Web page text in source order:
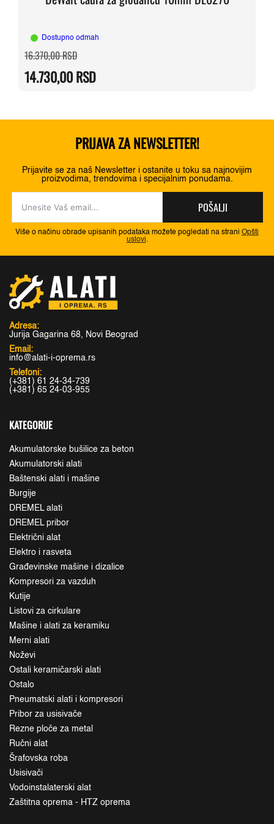
Dostupno odmah
16.370,00RSDOriginalna
cena
bila:
16.370,00 RSD.
14.730,00RSD
Trenutna
cena
14.730,00 RSD.
PRIJAVA ZA NEWSLETTER!
Prijavite se za naš Newsletter i ostanite u toku sa najnovijim
proizvodima, trendovima i specijalnim ponudama.
POŠALJI
Više o načinu obrade upisanih podataka možete pogledati na strani Opšti
uslovi.
Adresa:
Jurija Gagarina 68, Novi Beograd
Email:
info@alati-i-oprema.rs
Telefoni:
(+381) 61 24-34-739
(+381) 65 24-03-955
KATEGORIJE
Akumulatorske bušilice za beton
Akumulatorski alati
Baštenski alati i mašine
Burgije
DREMEL alati
DREMEL pribor
Električni alat
Elektro i rasveta
Građevinske mašine i dizalice
Kompresori za vazduh
Kutije
Listovi za cirkulare
Mašine i alati za keramiku
Merni alati
Noževi
Ostali keramičarski alati
Ostalo
Pneumatski alati i kompresori
Pribor za usisivače
Rezne ploče za metal
Ručni alat
Šrafovska roba
Usisivači
Vodoinstalaterski alat
Zaštitna oprema - HTZ oprema